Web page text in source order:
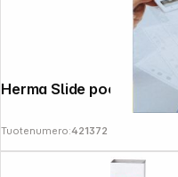
Tuotenumero:421372